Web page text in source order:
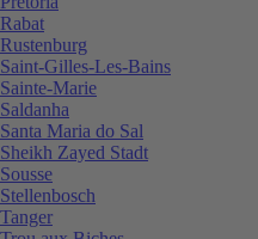
Rabat
Rustenburg
Saint-Gilles-Les-Bains
Sainte-Marie
Saldanha
Santa Maria do Sal
Sheikh Zayed Stadt
Sousse
Stellenbosch
Tanger